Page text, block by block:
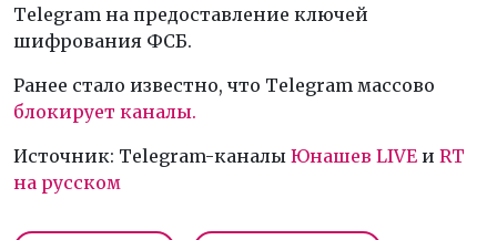
Telegram на предоставление ключей
шифрования ФСБ.
Ранее стало известно, что Telegram массово
блокирует каналы.
Источник: Telegram-каналы Юнашев LIVE и RT
на русском